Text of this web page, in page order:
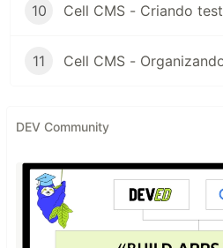
10 Cell CMS - Criando
11
DEV Community